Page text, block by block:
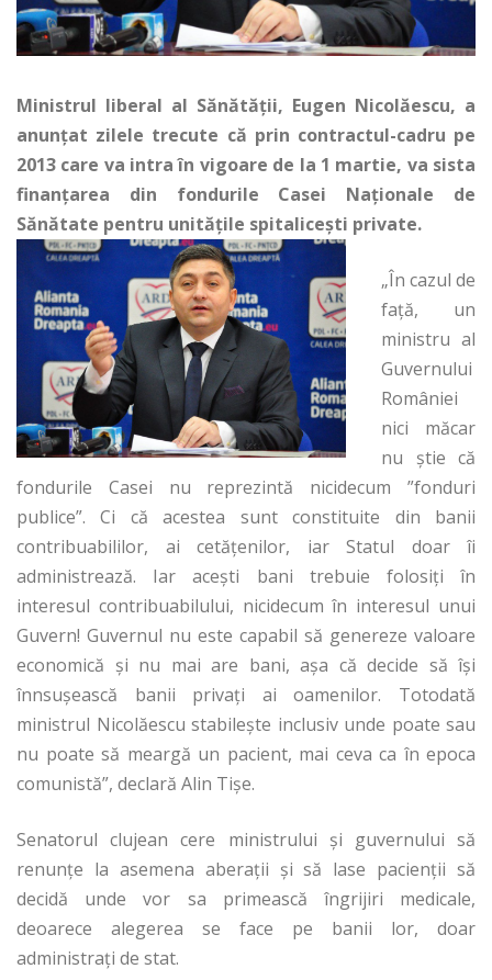
Ministrul liberal al Sănătăţii, Eugen Nicolăescu, a
anunţat zilele trecute că prin contractul-cadru pe
2013 care va intra în vigoare de la 1 martie, va sista
finanţarea din fondurile Casei Naţionale de
Sănătate pentru unităţile spitaliceşti private.
„În cazul de
faţă, un
ministru al
Guvernului
României
nici măcar
nu ştie că
fondurile Casei nu reprezintă nicidecum ”fonduri
publice”. Ci că acestea sunt constituite din banii
contribuabililor, ai cetăţenilor, iar Statul doar îi
administrează. Iar aceşti bani trebuie folosiţi în
interesul contribuabilului, nicidecum în interesul unui
Guvern! Guvernul nu este capabil să genereze valoare
economică şi nu mai are bani, aşa că decide să îşi
înnsuşească banii privaţi ai oamenilor. Totodată
ministrul Nicolăescu stabileşte inclusiv unde poate sau
nu poate să meargă un pacient, mai ceva ca în epoca
comunistă”, declară Alin Tişe.
Senatorul clujean cere ministrului şi guvernului să
renunţe la asemena aberaţii şi să lase pacienţii să
decidă unde vor sa primească îngrijiri medicale,
deoarece alegerea se face pe banii lor, doar
administraţi de stat.